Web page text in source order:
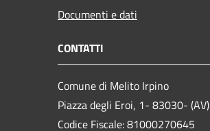
Documenti e dati
CONTATTI
Comune di Melito Irpino
Piazza degli Eroi, 1- 83030- (AV)
Codice Fiscale: 81000270645